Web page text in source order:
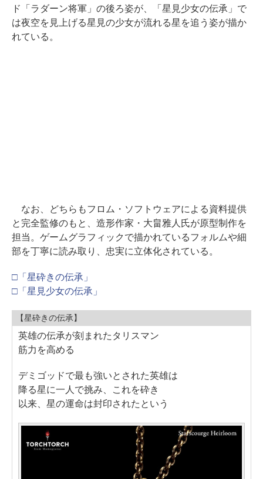
ド「ラダーン将軍」の後ろ姿が、「星見少女の伝承」で
は夜空を見上げる星見の少女が流れる星を追う姿が描か
れている。
なお、どちらもフロム・ソフトウェアによる資料提供
と完全監修のもと、造形作家・大畠雅人氏が原型制作を
担当。ゲームグラフィックで描かれているフォルムや細
部を丁寧に読み取り、忠実に立体化されている。
□「星砕きの伝承」
□「星見少女の伝承」
【星砕きの伝承】
英雄の伝承が刻まれたタリスマン
筋力を高める
デミゴッドで最も強いとされた英雄は
降る星に一人で挑み、これを砕き
以来、星の運命は封印されたという